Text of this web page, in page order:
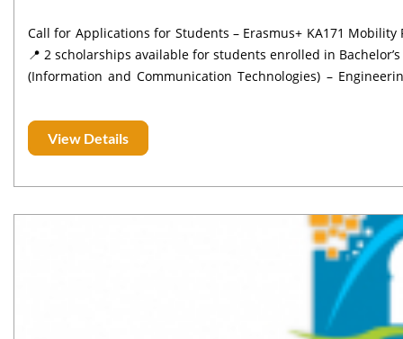
Call for Applications for Students – Erasmus+ KA171
📍 2 scholarships available for students enrolled in Bachelor’s or Master’s programs in the following fields: Business – ICT
(Information and Communication Technologies) – Engineering – Agriculture 📅 Deadline:
enrollment Transcript of Records Language certificate proving at least B1/B2 level of English Learning Agreement signed
by the student and a representative of the institution Scanned copy of passport Motivation Letter Students must
Erasmus+ KA171 – Students Bachelor/Master (Only Bachelor and Master students are concerned for this mobility.)
View Details